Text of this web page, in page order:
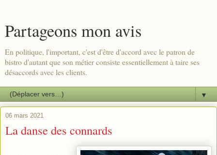
Partageons mon avis
En politique, l'important, c'est d'être d'accord avec le patron de
bistro d'autant que son métier consiste essentiellement à taire ses
désaccords avec les clients.
▼
06 mars 2021
La danse des connards